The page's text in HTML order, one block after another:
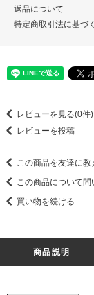
返品について
特定商取引法に基づ
レビューを見る(0件)
レビューを投稿
この商品を友達に教
この商品について問
買い物を続ける
商品説明